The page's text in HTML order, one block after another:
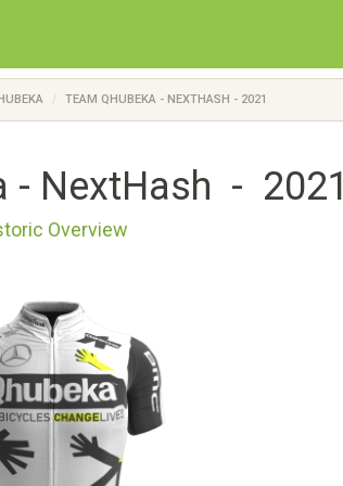
TEAM QHUBEKA - NEXTHASH - 2021
- NextHash - 2021
Overview